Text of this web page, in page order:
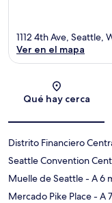
1112 4th Ave, Seattle,
Ver en el mapa
Qué hay cerca
Distrito Financiero
Seattle Convention
Muelle de Seattle- A 6
Mercado Pike Place- A